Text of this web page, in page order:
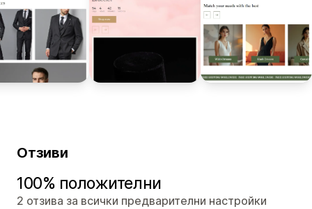
Отзиви
100% положителни
2 отзива за всички предварителни настройки